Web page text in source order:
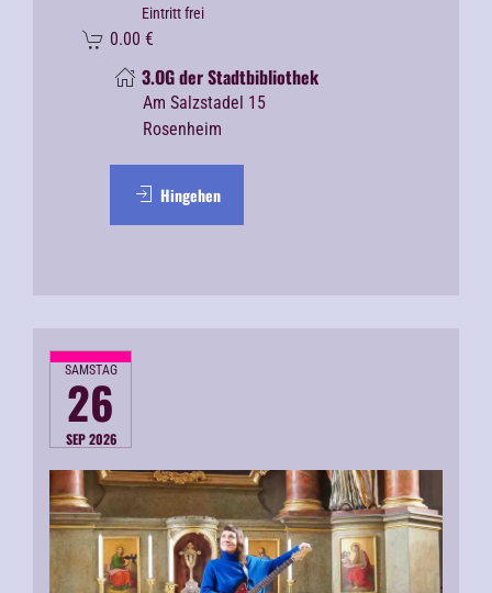
Eintritt frei
0.00 €
3.OG der Stadtbibliothek
Am Salzstadel 15
Rosenheim
Hingehen
SAMSTAG
26
SEP 2026